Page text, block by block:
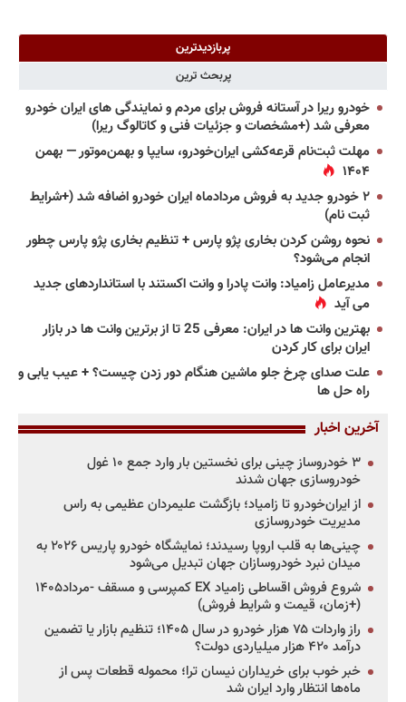
پربازدیدترین
پربحث ترین
خودرو ریرا در آستانه فروش برای مردم و نمایندگی های ایران خودرو
معرفی شد (+مشخصات و جزئیات فنی و کاتالوگ ریرا)
مهلت ثبت‌نام قرعه‌کشی ایران‌خودرو، سایپا و بهمن‌موتور — بهمن
۱۴۰۴
۲ خودرو جدید به فروش مردادماه ایران خودرو اضافه شد (+شرایط
ثبت نام)
نحوه روشن کردن بخاری پژو پارس + تنظیم بخاری پژو پارس چطور
انجام می‌شود؟
مدیرعامل زامیاد: وانت پادرا و وانت اکستند با استانداردهای جدید
می آید
بهترین وانت ها در ایران: معرفی 25 تا از برترین وانت ها در بازار
ایران برای کار کردن
علت صدای چرخ جلو ماشین هنگام دور زدن چیست؟ + عیب یابی و
راه حل ها
آخرین اخبار
۳ خودروساز چینی برای نخستین بار وارد جمع ۱۰ غول
خودروسازی جهان شدند
از ایران‌خودرو تا زامیاد؛ بازگشت علیمردان عظیمی به راس
مدیریت خودروسازی
چینی‌ها به قلب اروپا رسیدند؛ نمایشگاه خودرو پاریس ۲۰۲۶ به
میدان نبرد خودروسازان جهان تبدیل می‌شود
شروع فروش اقساطی زامیاد EX کمپرسی و مسقف -مرداد۱۴۰۵
(+زمان، قیمت و شرایط فروش)
راز واردات ۷۵ هزار خودرو در سال ۱۴۰۵؛ تنظیم بازار یا تضمین
درآمد ۴۲۰ هزار میلیاردی دولت؟
خبر خوب برای خریداران نیسان ترا؛ محموله قطعات پس از
ماه‌ها انتظار وارد ایران شد